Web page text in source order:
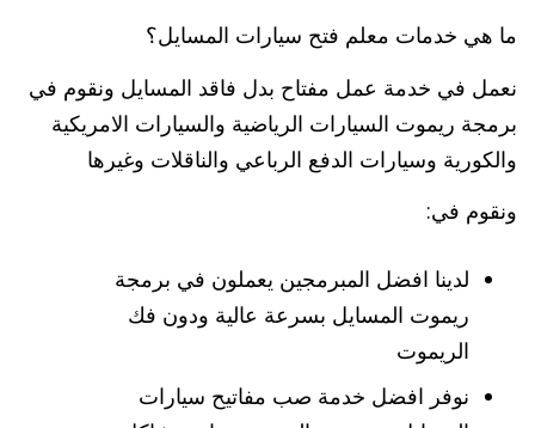
ما هي خدمات معلم فتح سيارات المسايل؟
نعمل في خدمة عمل مفتاح بدل فاقد المسايل ونقوم في
برمجة ريموت السيارات الرياضية والسيارات الامريكية
والكورية وسيارات الدفع الرباعي والناقلات وغيرها
ونقوم في:
لدينا افضل المبرمجين يعملون في برمجة
ريموت المسايل بسرعة عالية ودون فك
الريموت
نوفر افضل خدمة صب مفاتيح سيارات